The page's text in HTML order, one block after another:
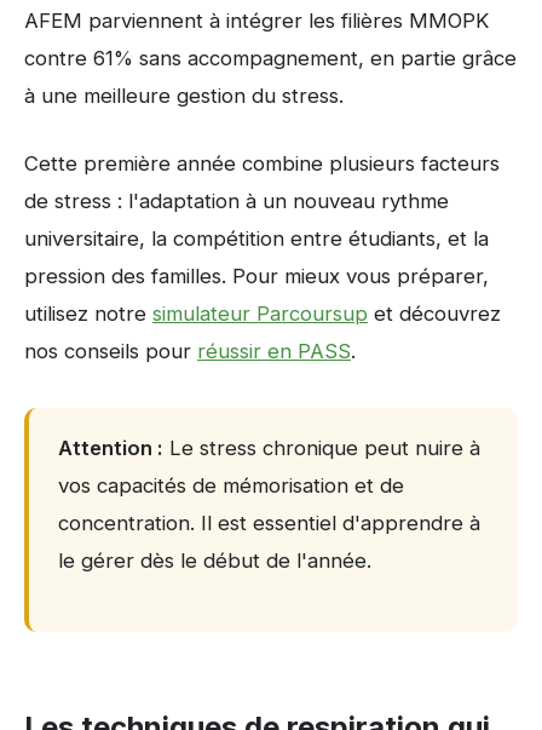
AFEM parviennent à intégrer les filières MMOPK
contre 61% sans accompagnement, en partie grâce
à une meilleure gestion du stress.
Cette première année combine plusieurs facteurs
de stress : l'adaptation à un nouveau rythme
universitaire, la compétition entre étudiants, et la
pression des familles. Pour mieux vous préparer,
utilisez notre simulateur Parcoursup et découvrez
nos conseils pour réussir en PASS.
Attention : Le stress chronique peut nuire à
vos capacités de mémorisation et de
concentration. Il est essentiel d'apprendre à
le gérer dès le début de l'année.